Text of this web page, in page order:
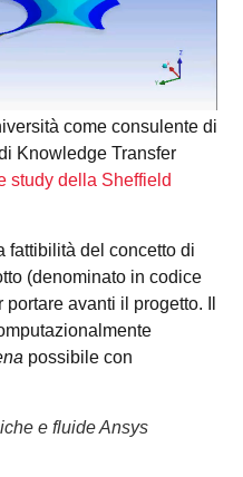
come consulente di
Knowledge Transfer
study della Sheffield
fattibilità del concetto di
(denominato in codice
avanti il progetto. Il
possibile con
e fluide Ansys